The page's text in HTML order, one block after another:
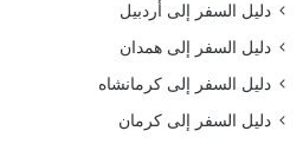
دليل السفر إلى أردبيل
دليل السفر إلى همدان
دليل السفر إلى كرمانشاه
دليل السفر إلى كرمان